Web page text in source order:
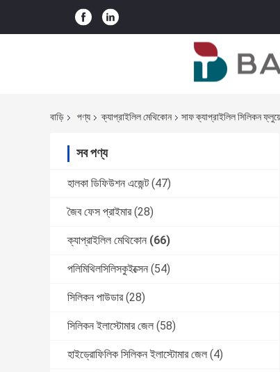
বাড়ি পণ্য ক্যাপ্রাইলিল মেথিকোন সাফ ক্যাপ্রাইলিল সিলিকন
সব পণ্য
হালকা ডিফিউশন এজেন্ট (47)
জৈব ফেস প্রাইমার (28)
ক্যাপ্রাইলিল মেথিকোন (66)
পলিমিথিলসিলিসকুইক্সেন (54)
সিলিকন পাউডার (28)
সিলিকন ইলাস্টোমার জেল (58)
হাইড্রোফিলিক সিলিকন ইলাস্টোমার জেল (4)